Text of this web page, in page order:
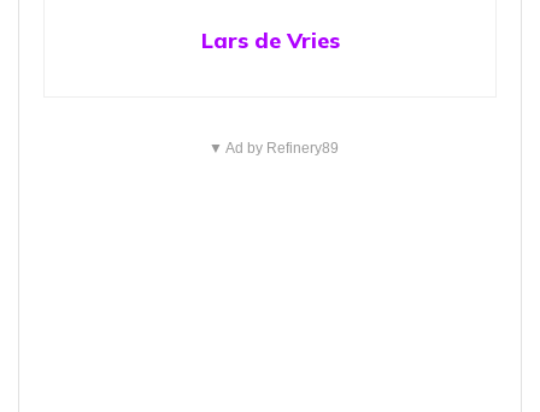
Lars de Vries
▼ Ad by Refinery89